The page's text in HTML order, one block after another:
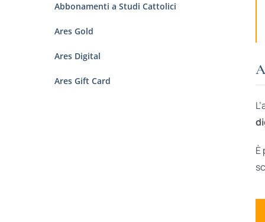
È
Abbonamenti a Studi Cattolici
Ares Gold
Ares Digital
Ares Gift Card